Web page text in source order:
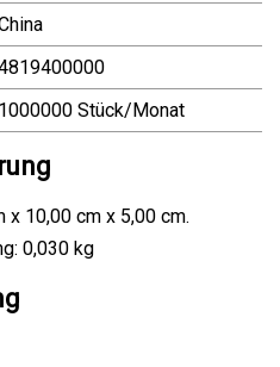
1000000 Stück/Monat
x 10,00 cm x 5,00 cm.
0,030 kg